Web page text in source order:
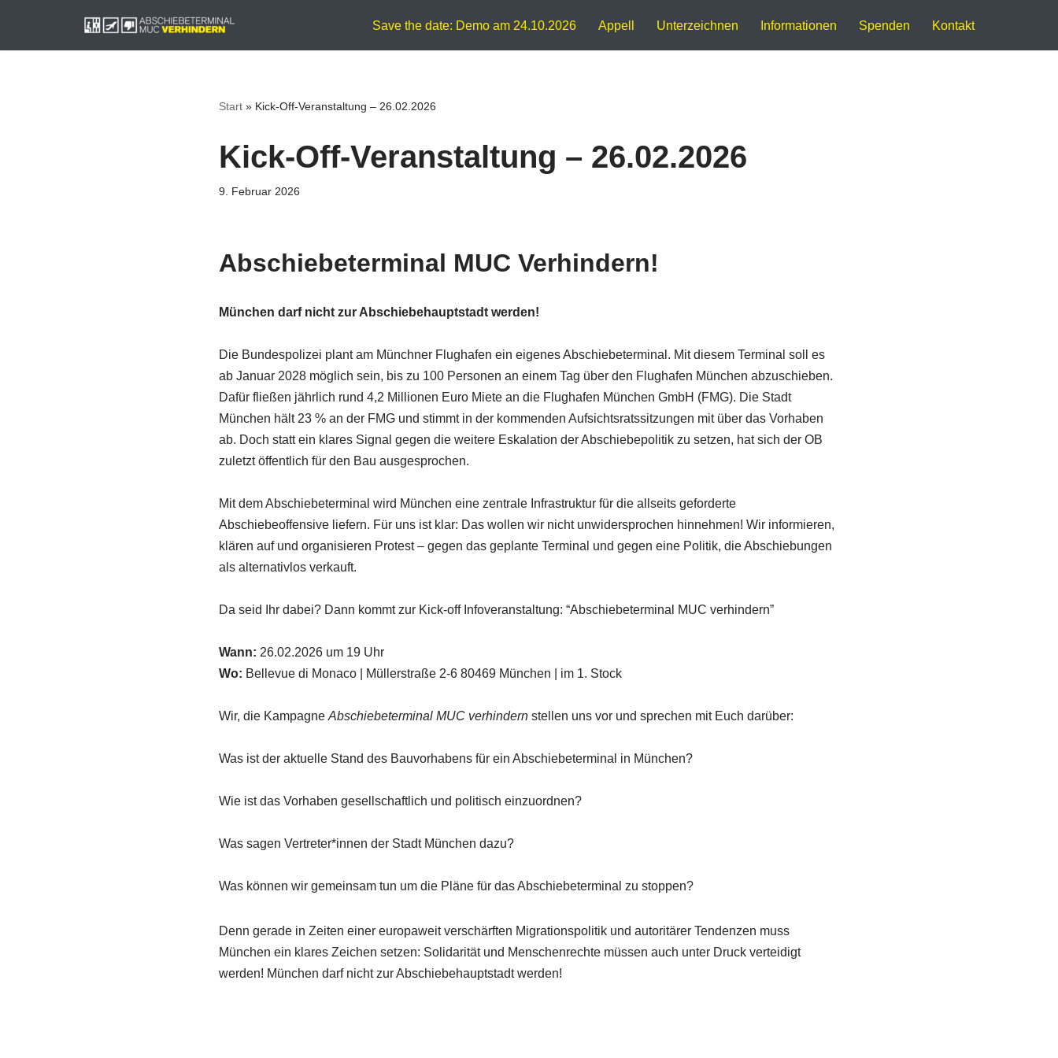
Save the date: Demo am 24.10.2026 Appell Unterzeichnen Informationen Spenden Kontakt
Start» Kick-Off-Veranstaltung – 26.02.2026
Kick-Off-Veranstaltung – 26.02.2026
9. Februar 2026
Abschiebeterminal MUC Verhindern!
München darf nicht zur Abschiebehauptstadt werden!
Die Bundespolizei plant am Münchner Flughafen ein eigenes Abschiebeterminal. Mit diesem Terminal soll es
ab Januar 2028 möglich sein, bis zu 100 Personen an einem Tag über den Flughafen München abzuschieben.
Dafür fließen jährlich rund 4,2 Millionen Euro Miete an die Flughafen München GmbH (FMG). Die Stadt
München hält 23 % an der FMG und stimmt in der kommenden Aufsichtsratssitzungen mit über das Vorhaben
ab. Doch statt ein klares Signal gegen die weitere Eskalation der Abschiebepolitik zu setzen, hat sich der OB
zuletzt öffentlich für den Bau ausgesprochen.
Mit dem Abschiebeterminal wird München eine zentrale Infrastruktur für die allseits geforderte
Abschiebeoffensive liefern. Für uns ist klar: Das wollen wir nicht unwidersprochen hinnehmen! Wir informieren,
klären auf und organisieren Protest – gegen das geplante Terminal und gegen eine Politik, die Abschiebungen
als alternativlos verkauft.
Da seid Ihr dabei? Dann kommt zur Kick-off Infoveranstaltung: “Abschiebeterminal MUC verhindern”
Wann: 26.02.2026 um 19 Uhr
Wo: Bellevue di Monaco | Müllerstraße 2-6 80469 München | im 1. Stock
Wir, die Kampagne Abschiebeterminal MUC verhindernstellen uns vor und sprechen mit Euch darüber:
Was ist der aktuelle Stand des Bauvorhabens für ein Abschiebeterminal in München?
Wie ist das Vorhaben gesellschaftlich und politisch einzuordnen?
Was sagen Vertreter*innen der Stadt München dazu?
Was können wir gemeinsam tun um die Pläne für das Abschiebeterminal zu stoppen?
Denn gerade in Zeiten einer europaweit verschärften Migrationspolitik und autoritärer Tendenzen muss
München ein klares Zeichen setzen: Solidarität und Menschenrechte müssen auch unter Druck verteidigt
werden! München darf nicht zur Abschiebehauptstadt werden!